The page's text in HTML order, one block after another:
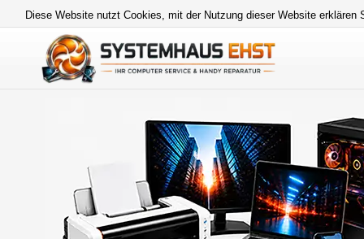
Diese Website nutzt Cookies, mit der Nutzung dieser Website